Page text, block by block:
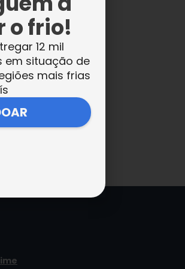
o frio!
12 mil
em situação de
mais frias